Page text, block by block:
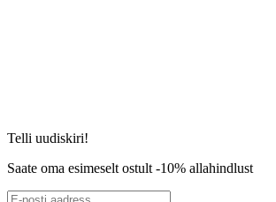
Telli uudiskiri!
Saate oma esimeselt ostult -10% allahindlust